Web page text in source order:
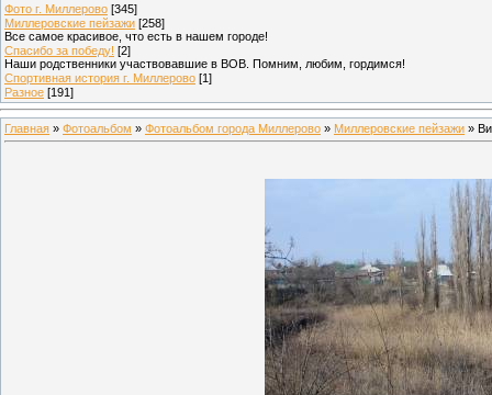
Фото г. Миллерово [345]
Миллеровские пейзажи [258]
Все самое красивое, что есть в нашем городе!
Спасибо за победу! [2]
Наши родственники участвовавшие в ВОВ. Помним, любим, гордимся!
Спортивная история г. Миллерово [1]
Разное [191]
Главная » Фотоальбом » Фотоальбом города Миллерово » Миллеровские пейзажи »